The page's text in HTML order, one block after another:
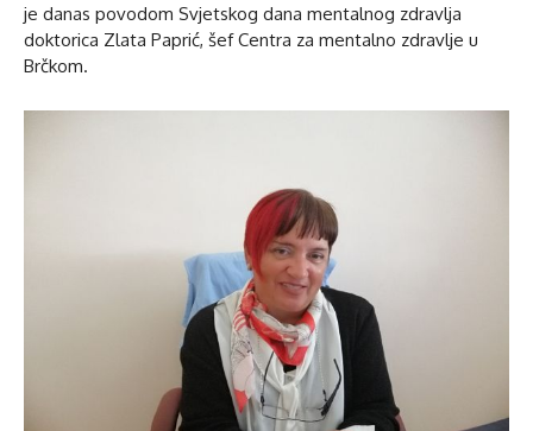
je danas povodom Svjetskog dana mentalnog zdravlja
doktorica Zlata Paprić, šef Centra za mentalno zdravlje u
Brčkom.